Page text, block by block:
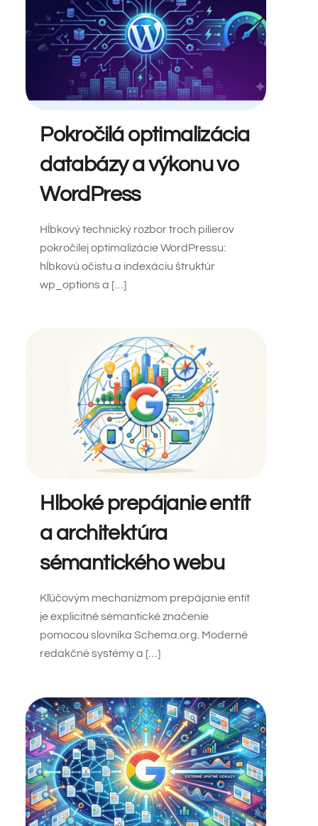
Pokročilá optimalizácia
databázy a výkonu vo
WordPress
Hĺbkový technický rozbor troch pilierov
pokročilej optimalizácie WordPressu:
hĺbkovú očistu a indexáciu štruktúr
wp_options a […]
Hlboké prepájanie entít
a architektúra
sémantického webu
Kľúčovým mechanizmom prepájanie entít
je explicitné sémantické značenie
pomocou slovníka Schema.org. Moderné
redakčné systémy a […]